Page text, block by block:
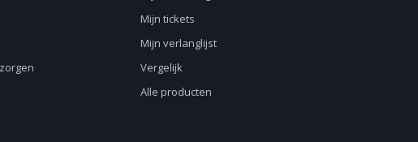
Mijn tickets
Mijn verlanglijst
Vergelijk
Alle producten